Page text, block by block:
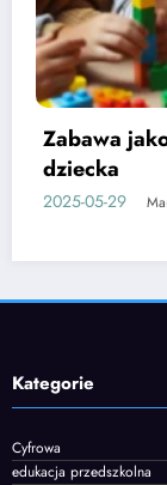
Etapy
wspierać
2025-06-05
Kategorie
Cyfrowa
edukacja przedszkolna